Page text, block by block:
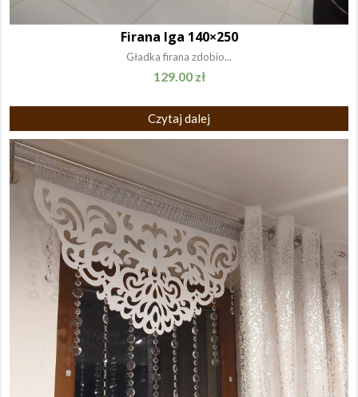
Firana Iga 140×250
Gładka firana zdobio...
129.00 zł
Czytaj dalej